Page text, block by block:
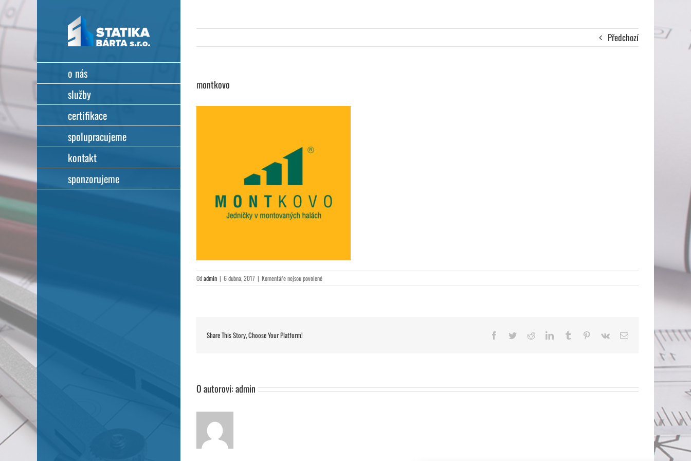
Přeskočit
obsah
o nás
služby
certifikace
spolupracujeme
kontakt
sponzorujeme
Předchozí
montkovo
Odadmin | 6 dubna, 2017 | Komentáře nejsou povolenéu
textu
Share This Story, Choose Your Platform! Facebook
TwitterRedditLinkedInTumblr Pinterest
Vk
E-
O autorovi:admin